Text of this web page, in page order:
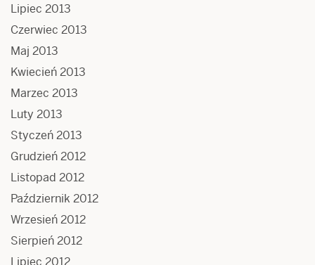
Lipiec 2013
Czerwiec 2013
Maj 2013
Kwiecień 2013
Marzec 2013
Luty 2013
Styczeń 2013
Grudzień 2012
Listopad 2012
Październik 2012
Wrzesień 2012
Sierpień 2012
Lipiec 2012